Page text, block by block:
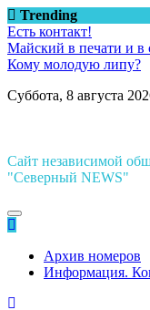
Перейти
к
содержимому
Trending
Есть контакт!
Майский в печати и в
Кому молодую липу?
Суббота, 8 августа
Сайт независимой
"Северный NEWS"
Архив номеров
Информация.